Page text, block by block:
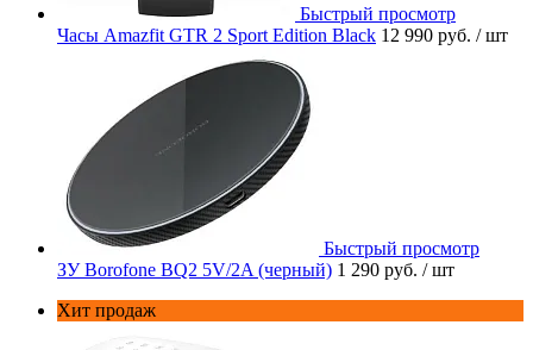
Быстрый просмотр
Часы Amazfit GTR 2 Sport Edition Black 12 990 руб. / шт
Быстрый просмотр
ЗУ Borofone BQ2 5V/2A (черный) 1 290 руб. / шт
Хит продаж